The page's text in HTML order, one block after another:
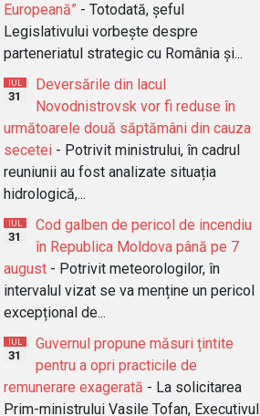
Europeană” - Totodată, șeful
Legislativului vorbește despre
parteneriatul strategic cu România și...
IUL
31
Deversările din lacul
Novodnistrovsk vor fi reduse în
următoarele două săptămâni din cauza
secetei - Potrivit ministrului, în cadrul
reuniunii au fost analizate situația
hidrologică,...
IUL
31
Cod galben de pericol de incendiu
în Republica Moldova până pe 7
august - Potrivit meteorologilor, în
intervalul vizat se va menține un pericol
excepțional de...
IUL
31
Guvernul propune măsuri țintite
pentru a opri practicile de
remunerare exagerată - La solicitarea
Prim-ministrului Vasile Tofan, Executivul